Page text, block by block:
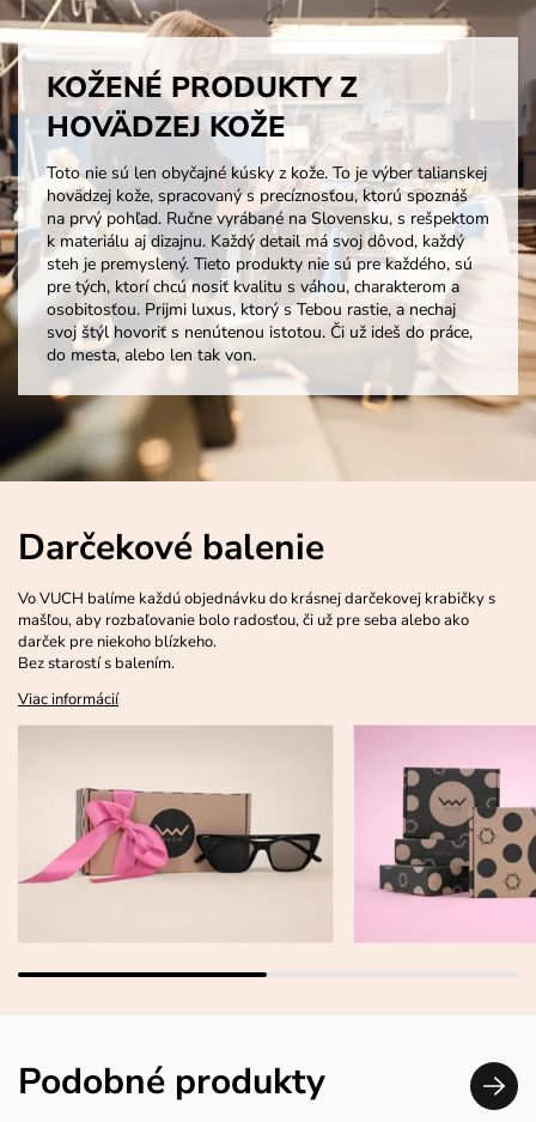
KOŽENÉ PRODUKTY Z
HOVÄDZEJ KOŽE
Toto nie sú len obyčajné kúsky z kože. To je výber talianskej
hovädzej kože, spracovaný s precíznosťou, ktorú spoznáš
na prvý pohľad. Ručne vyrábané na Slovensku, s rešpektom
k materiálu aj dizajnu. Každý detail má svoj dôvod, každý
steh je premyslený. Tieto produkty nie sú pre každého, sú
pre tých, ktorí chcú nosiť kvalitu s váhou, charakterom a
osobitosťou. Prijmi luxus, ktorý s Tebou rastie, a nechaj
svoj štýl hovoriť s nenútenou istotou. Či už ideš do práce,
do mesta, alebo len tak von.
Darčekové balenie
Vo VUCH balíme každú objednávku do krásnej darčekovej krabičky s
mašľou, aby rozbaľovanie bolo radosťou, či už pre seba alebo ako
darček pre niekoho blízkeho.
Bez starostí s balením.
Viac informácií
Podobné produkty